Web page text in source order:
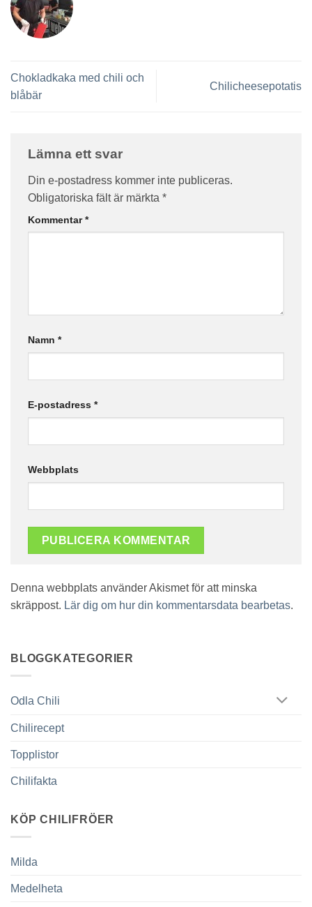
Chokladkaka med chili och
blåbär
Chilicheesepotatis
Lämna ett svar
Din e-postadress kommer inte publiceras.
Obligatoriska fält är märkta *
Kommentar*
Namn *
E-postadress *
Webbplats
Denna webbplats använder Akismet för att minska
skräppost. Lär dig om hur din kommentarsdata bearbetas.
BLOGGKATEGORIER
Odla Chili
Chilirecept
Topplistor
Chilifakta
KÖP CHILIFRÖER
Milda
Medelheta